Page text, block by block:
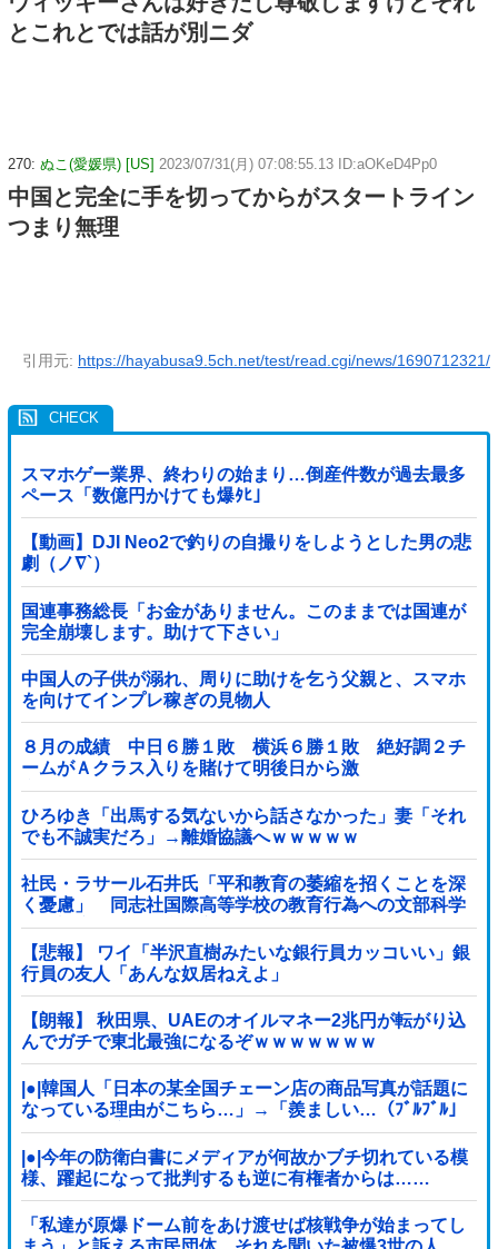
とこれとでは話が別ニダ
270: ぬこ(愛媛県) [US] 2023/07/31(月) 07:08:55.13 ID:aOKeD4Pp0
中国と完全に手を切ってからがスタートライン
つまり無理
引用元: https://hayabusa9.5ch.net/test/read.cgi/news/1690712321/
スマホゲー業界、終わりの始まり…倒産件数が過去最多
ペース「数億円かけても爆ﾀﾋ」
【動画】DJI Neo2で釣りの自撮りをしようとした男の悲
劇（ノ∇`）
国連事務総長「お金がありません。このままでは国連が
完全崩壊します。助けて下さい」
中国人の子供が溺れ、周りに助けを乞う父親と、スマホ
を向けてインプレ稼ぎの見物人
８月の成績 中日６勝１敗 横浜６勝１敗 絶好調２チ
ームがＡクラス入りを賭けて明後日から激
突！！！！！！！！！他
ひろゆき「出馬する気ないから話さなかった」妻「それ
でも不誠実だろ」→離婚協議へｗｗｗｗｗ
社民・ラサール石井氏「平和教育の萎縮を招くことを深
く憂慮」 同志社国際高等学校の教育行為への文部科学
省の対応に関する質問主意書 [少考さん★]
【悲報】 ワイ「半沢直樹みたいな銀行員カッコいい」銀
行員の友人「あんな奴居ねえよ」
【朗報】 秋田県、UAEのオイルマネー2兆円が転がり込
んでガチで東北最強になるぞｗｗｗｗｗｗｗ
|●|韓国人「日本の某全国チェーン店の商品写真が話題に
なっている理由がこちら…」→「羨ましい…（ﾌﾞﾙﾌﾞﾙ」
＝韓国の反応
|●|今年の防衛白書にメディアが何故かブチ切れている模
様、躍起になって批判するも逆に有権者からは……
「私達が原爆ドーム前をあけ渡せば核戦争が始まってし